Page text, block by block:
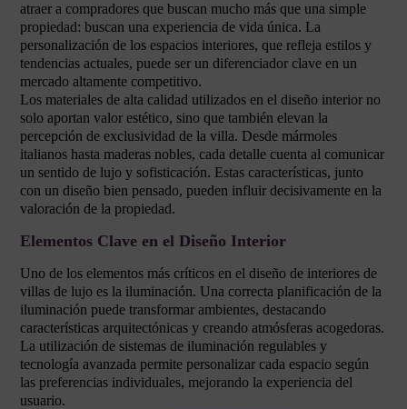
atraer a compradores que buscan mucho más que una simple
propiedad: buscan una experiencia de vida única. La
personalización de los espacios interiores, que refleja estilos y
tendencias actuales, puede ser un diferenciador clave en un
mercado altamente competitivo.
Los materiales de alta calidad utilizados en el diseño interior no
solo aportan valor estético, sino que también elevan la
percepción de exclusividad de la villa. Desde mármoles
italianos hasta maderas nobles, cada detalle cuenta al comunicar
un sentido de lujo y sofisticación. Estas características, junto
con un diseño bien pensado, pueden influir decisivamente en la
valoración de la propiedad.
Elementos Clave en el Diseño Interior
Uno de los elementos más críticos en el diseño de interiores de
villas de lujo es la iluminación. Una correcta planificación de la
iluminación puede transformar ambientes, destacando
características arquitectónicas y creando atmósferas acogedoras.
La utilización de sistemas de iluminación regulables y
tecnología avanzada permite personalizar cada espacio según
las preferencias individuales, mejorando la experiencia del
usuario.